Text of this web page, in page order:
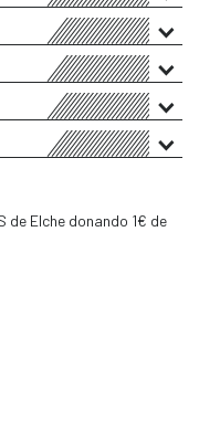
de Elche donando 1€ de